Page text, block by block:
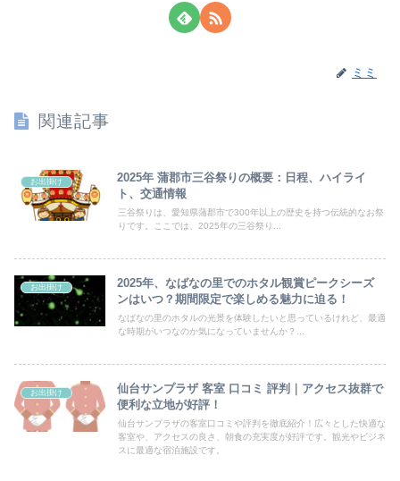
ミミ
関連記事
お出掛け
2025年 蒲郡市三谷祭りの概要：日程、ハイライ
ト、交通情報
三谷祭りは、愛知県蒲郡市で300年以上の歴史を持つ伝統的なお祭
りです。ここでは、2025年の三谷祭り...
お出掛け
2025年、なばなの里でのホタル観賞ピークシーズ
ンはいつ？期間限定で楽しめる魅力に迫る！
なばなの里のホタルの光景を体験したいと思っているけれど、最適
な時期がいつなのか気になっていませんか？...
お出掛け
仙台サンプラザ 客室 口コミ 評判｜アクセス抜群で
便利な立地が好評！
仙台サンプラザの客室口コミや評判を徹底紹介！広々とした快適な
客室や、アクセスの良さ、朝食の充実度が好評です。観光やビジネ
スに最適な宿泊施設です。